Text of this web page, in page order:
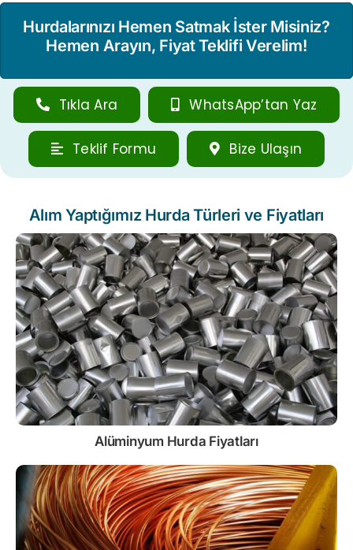
Hurdalarınızı Hemen Satmak İster Misiniz?
Hemen Arayın, Fiyat Teklifi Verelim!
Tıkla Ara WhatsApp’tan Yaz
Teklif Formu Bize Ulaşın
Alım Yaptığımız Hurda Türleri ve Fiyatları
Alüminyum Hurda Fiyatları